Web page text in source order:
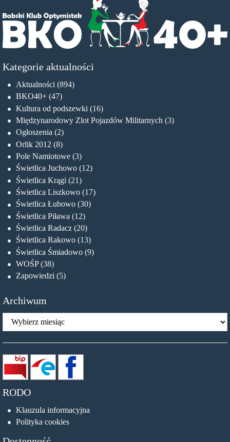
Kategorie aktualności
Aktualności (894)
BKO40+ (47)
Kultura od podszewki (16)
Międzynarodowy Zlot Pojazdów Militarnych (3)
Ogłoszenia (2)
Orlik 2012 (8)
Pole Namiotowe (3)
Świetlica Juchowo (12)
Świetlica Krągi (21)
Świetlica Liszkowo (17)
Świetlica Łubowo (30)
Świetlica Piława (12)
Świetlica Radacz (20)
Świetlica Rakowo (13)
Świetlica Śmiadowo (9)
WOŚP(38)
Zapowiedzi (5)
Archiwum
Archiwum
RODO
Klauzula informacyjna
Polityka cookies